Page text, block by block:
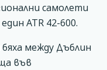
самолети
ATR 42-600.
между Дъблин
във